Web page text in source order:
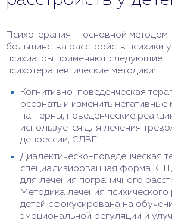
Психотерапия — основной методом
большинства расстройств психики
психиатры применяют следующие
психотерапевтические методики:
Когнитивно-поведенческая
осознать и изменить
паттерны, поведенческие
используется для лечения
депрессии, СДВГ.
Диалектическо-поведенческая
специализированная форма
для лечения пограничного
Методика лечения психического
детей сфокусирована на
эмоциональной регуляции и